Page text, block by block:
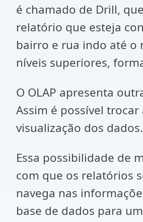
é chamado de Drill,
relatório que esteja
bairro e rua indo até o
níveis superiores,
O OLAP apresenta
Assim é possível
visualização dos dados.
Essa possibilidade de
com que os relatórios
navega nas
base de dados para